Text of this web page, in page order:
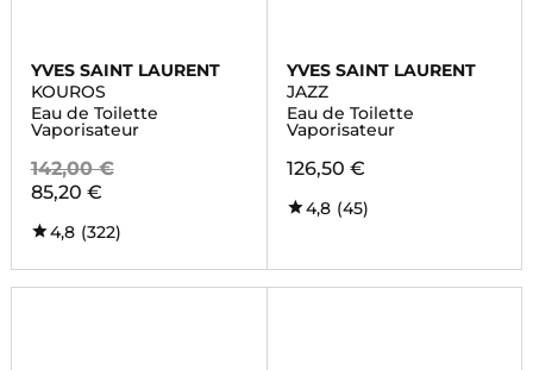
YVES SAINT LAURENT
KOUROS
Eau de Toilette
Vaporisateur
142,00 €
85,20 €
4,8 (322)
YVES SAINT LAURENT
JAZZ
Eau de Toilette
Vaporisateur
126,50 €
4,8 (45)